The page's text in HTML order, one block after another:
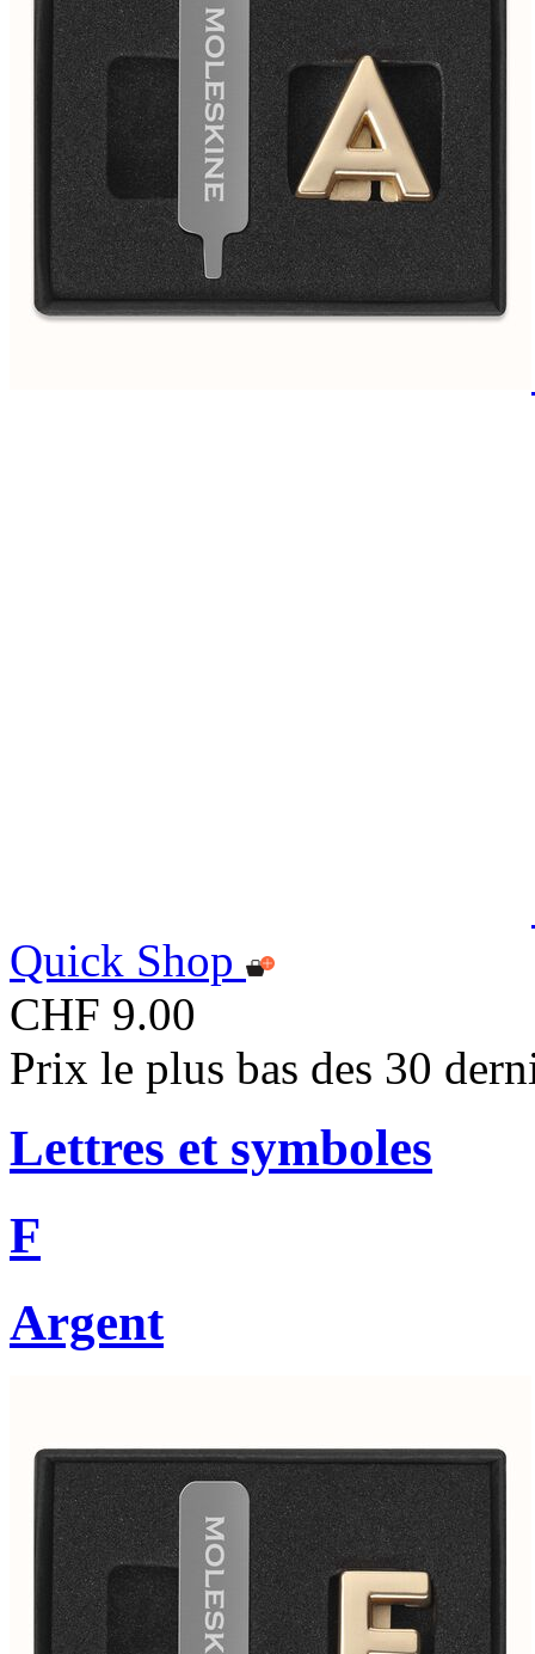
Quick Shop
CHF 9.00
Prix le plus bas des 30
Lettres et symboles
F
Argent